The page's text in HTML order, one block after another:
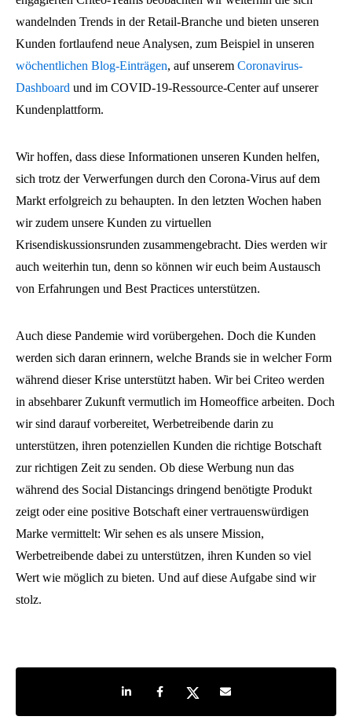
wandelnden Trends in der Retail-Branche und bieten unseren
Kunden fortlaufend neue Analysen, zum Beispiel in unseren
wöchentlichen Blog-Einträgen, auf unserem Coronavirus-
Dashboard und im COVID-19-Ressource-Center auf unserer
Kundenplattform.
Wir hoffen, dass diese Informationen unseren Kunden helfen,
sich trotz der Verwerfungen durch den Corona-Virus auf dem
Markt erfolgreich zu behaupten. In den letzten Wochen haben
wir zudem unsere Kunden zu virtuellen
Krisendiskussionsrunden zusammengebracht. Dies werden wir
auch weiterhin tun, denn so können wir euch beim Austausch
von Erfahrungen und Best Practices unterstützen.
Auch diese Pandemie wird vorübergehen. Doch die Kunden
werden sich daran erinnern, welche Brands sie in welcher Form
während dieser Krise unterstützt haben. Wir bei Criteo werden
in absehbarer Zukunft vermutlich im Homeoffice arbeiten. Doch
wir sind darauf vorbereitet, Werbetreibende darin zu
unterstützen, ihren potenziellen Kunden die richtige Botschaft
zur richtigen Zeit zu senden. Ob diese Werbung nun das
während des Social Distancings dringend benötigte Produkt
zeigt oder eine positive Botschaft einer vertrauenswürdigen
Marke vermittelt: Wir sehen es als unsere Mission,
Werbetreibende dabei zu unterstützen, ihren Kunden so viel
Wert wie möglich zu bieten. Und auf diese Aufgabe sind wir
stolz.
Share on LinkedIn
Share on Facebook
Share on TwitterShare by e-mail